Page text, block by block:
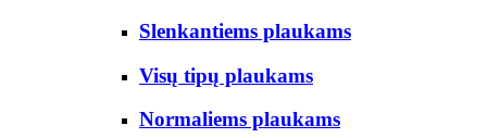
Slenkantiems plaukams
Visų tipų plaukams
Normaliems plaukams